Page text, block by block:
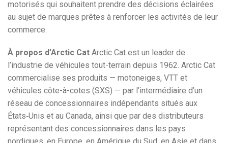
motorisés qui souhaitent prendre des décisions éclairées
au sujet de marques prêtes à renforcer les activités de leur
commerce.
À propos d’Arctic Cat Arctic Cat est un leader de
l’industrie de véhicules tout-terrain depuis 1962. Arctic Cat
commercialise ses produits — motoneiges, VTT et
véhicules côte-à-cotes (SXS) — par l’intermédiaire d’un
réseau de concessionnaires indépendants situés aux
États‑Unis et au Canada, ainsi que par des distributeurs
représentant des concessionnaires dans les pays